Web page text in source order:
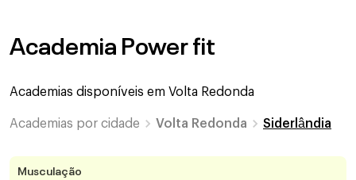
Academia Power fit
Academias disponíveis em Volta Redonda
Academias por cidade Volta Redonda Siderlândia
Musculação